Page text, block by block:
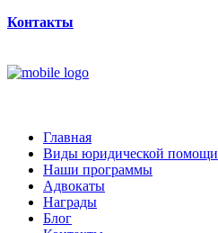
Контакты
Главная
Виды юридической помощи
Наши программы
Адвокаты
Награды
Блог